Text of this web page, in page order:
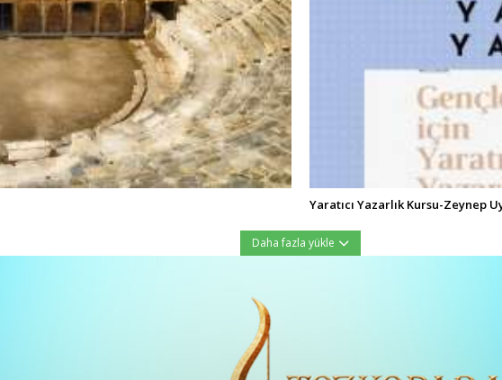
Yaratıcı Yazarlık Kursu-Zeynep
Daha fazla yükle